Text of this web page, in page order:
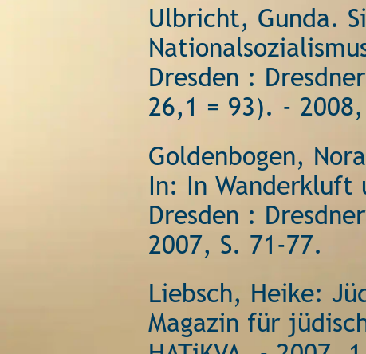
Ulbricht, Gunda.
Dresden :
26,1 = 93). -
Goldenbogen,
In: In Wanderkluft
Dresden :
2007, S. 71-77.
Liebsch, Heike:
Magazin für